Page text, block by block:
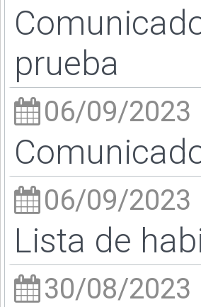
prueba
06/09/2023
06/09/2023
Lista de
30/08/2023